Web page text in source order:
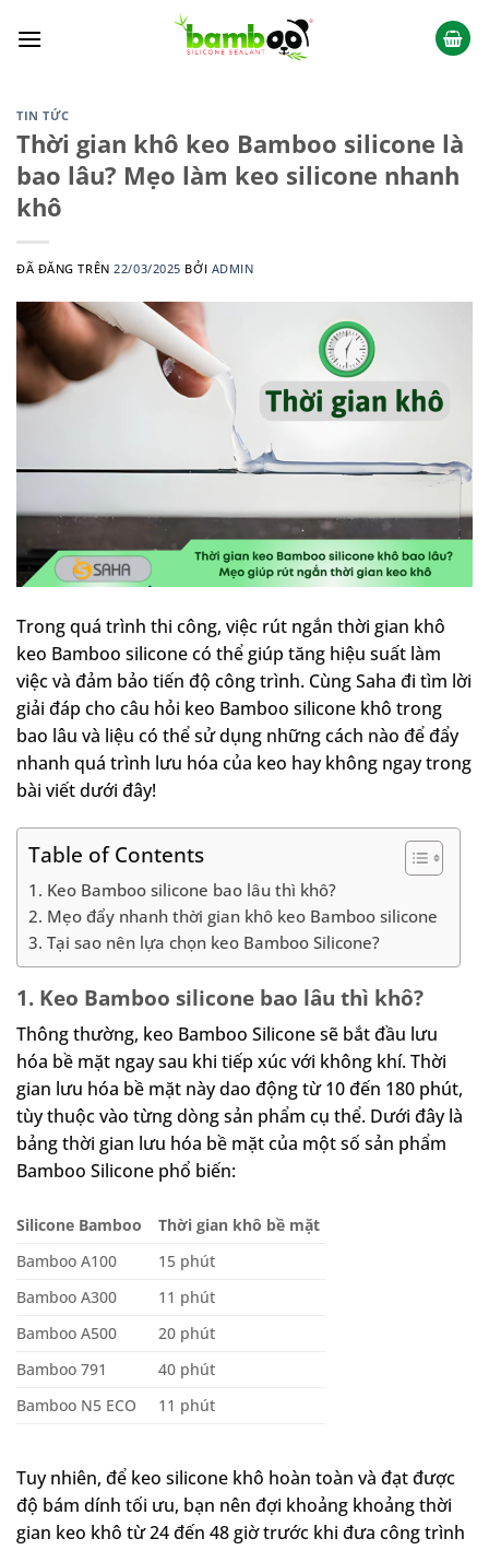
đến
TIN TỨC
Thời gian khô keo Bamboo silicone là
bao lâu? Mẹo làm keo silicone nhanh
khô
ĐÃ ĐĂNG TRÊN 22/03/2025 BỞI ADMIN
Trong quá trình thi công, việc rút ngắn thời gian khô
keo Bamboo silicone có thể giúp tăng hiệu suất làm
việc và đảm bảo tiến độ công trình. Cùng Saha đi tìm lời
giải đáp cho câu hỏi keo Bamboo silicone khô trong
bao lâu và liệu có thể sử dụng những cách nào để đẩy
nhanh quá trình lưu hóa của keo hay không ngay trong
bài viết dưới đây!
Table of Contents
1. Keo Bamboo silicone bao lâu thì khô?
2. Mẹo đẩy nhanh thời gian khô keo Bamboo silicone
3. Tại sao nên lựa chọn keo Bamboo Silicone?
1. Keo Bamboo silicone bao lâu thì khô?
Thông thường, keo Bamboo Silicone sẽ bắt đầu lưu
hóa bề mặt ngay sau khi tiếp xúc với không khí. Thời
gian lưu hóa bề mặt này dao động từ 10 đến 180 phút,
tùy thuộc vào từng dòng sản phẩm cụ thể. Dưới đây là
bảng thời gian lưu hóa bề mặt của một số sản phẩm
Bamboo Silicone phổ biến:
Silicone Bamboo
Thời gian khô bề mặt
Bamboo A100
15 phút
Bamboo A300
11 phút
Bamboo A500
20 phút
Bamboo 791
40 phút
Bamboo N5 ECO
11 phút
Tuy nhiên, để keo silicone khô hoàn toàn và đạt được
độ bám dính tối ưu, bạn nên đợi khoảng khoảng thời
gian keo khô từ 24 đến 48 giờ trước khi đưa công trình